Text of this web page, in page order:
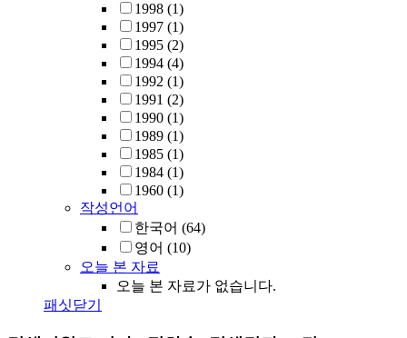
1998 (1)
1997 (1)
1995 (2)
1994 (4)
1992 (1)
1991 (2)
1990 (1)
1989 (1)
1985 (1)
1984 (1)
1960 (1)
작성언어
한국어 (64)
영어 (10)
오늘 본 자료
오늘 본 자료가 없습니다.
패싯닫기